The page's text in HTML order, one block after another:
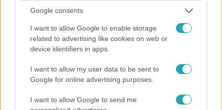
Google consents
I want to allow Google to enable storage
related to advertising like cookies on web or
device identifiers in apps.
I want to allow my user data to be sent to
Google for online advertising purposes.
I want to allow Google to send me